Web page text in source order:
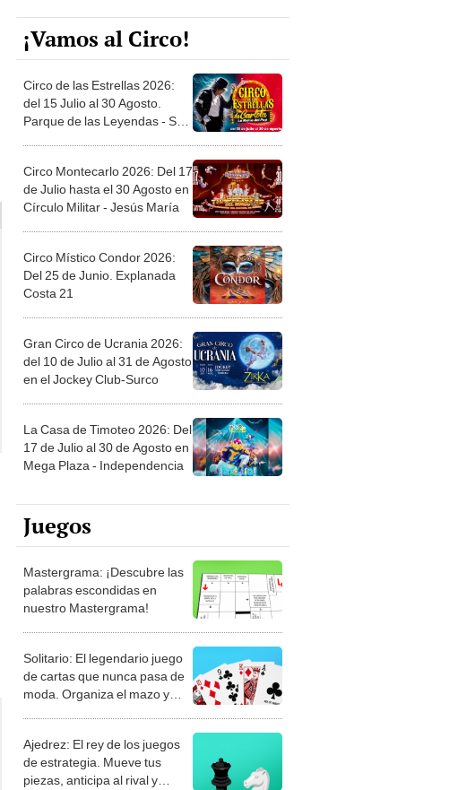
¡Vamos al Circo!
Circo de las Estrellas 2026:
del 15 Julio al 30 Agosto.
Parque de las Leyendas - San
Circo Montecarlo 2026: Del 17
de Julio hasta el 30 Agosto en
Círculo Militar - Jesús María
Circo Místico Condor 2026:
Del 25 de Junio. Explanada
Costa 21
Gran Circo de Ucrania 2026:
del 10 de Julio al 31 de Agosto
en el Jockey Club-Surco
La Casa de Timoteo 2026: Del
17 de Julio al 30 de Agosto en
Mega Plaza - Independencia
Juegos
Mastergrama: ¡Descubre las
palabras escondidas en
nuestro Mastergrama!
Solitario: El legendario juego
de cartas que nunca pasa de
moda. Organiza el mazo y
Ajedrez: El rey de los juegos
de estrategia. Mueve tus
piezas, anticipa al rival y